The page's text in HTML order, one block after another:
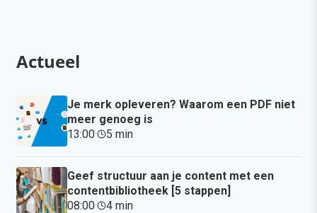
Actueel
Je merk opleveren? Waarom een PDF niet
meer genoeg is
13:00· 5 min·
Geef structuur aan je content met een
contentbibliotheek [5 stappen]
08:00· 4 min·